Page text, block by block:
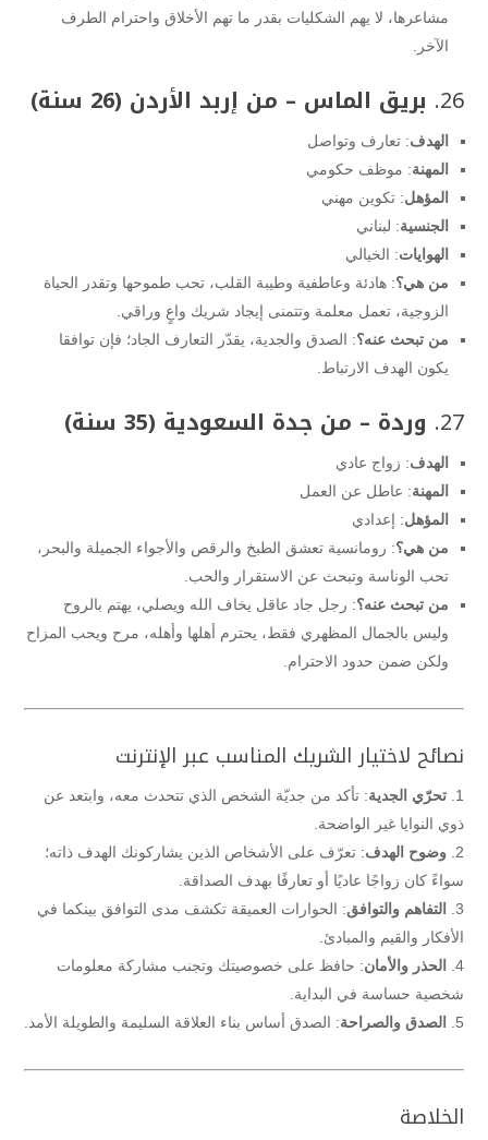
مشاعرها، لا يهم الشكليات بقدر ما تهم الأخلاق واحترام الطرف
الآخر.
26. بريق الماس – من إربد الأردن (26 سنة)
الهدف: تعارف وتواصل
المهنة: موظف حكومي
المؤهل: تكوين مهني
الجنسية: لبناني
الهوايات: الخيالي
من هي؟: هادئة وعاطفية وطيبة القلب، تحب طموحها وتقدر الحياة
الزوجية، تعمل معلمة وتتمنى إيجاد شريك واعٍ وراقي.
من تبحث عنه؟: الصدق والجدية، يقدّر التعارف الجاد؛ فإن توافقا
يكون الهدف الارتباط.
27. وردة – من جدة السعودية (35 سنة)
الهدف: زواج عادي
المهنة: عاطل عن العمل
المؤهل: إعدادي
من هي؟: رومانسية تعشق الطبخ والرقص والأجواء الجميلة والبحر،
تحب الوناسة وتبحث عن الاستقرار والحب.
من تبحث عنه؟: رجل جاد عاقل يخاف الله ويصلي، يهتم بالروح
وليس بالجمال المظهري فقط، يحترم أهلها وأهله، مرح ويحب المزاح
ولكن ضمن حدود الاحترام.
نصائح لاختيار الشريك المناسب عبر الإنترنت
تحرّي الجدية: تأكد من جديّة الشخص الذي تتحدث معه، وابتعد عن
ذوي النوايا غير الواضحة.
وضوح الهدف: تعرّف على الأشخاص الذين يشاركونك الهدف ذاته؛
سواءً كان زواجًا عاديًا أو تعارفًا بهدف الصداقة.
التفاهم والتوافق: الحوارات العميقة تكشف مدى التوافق بينكما في
الأفكار والقيم والمبادئ.
الحذر والأمان: حافظ على خصوصيتك وتجنب مشاركة معلومات
شخصية حساسة في البداية.
الصدق والصراحة: الصدق أساس بناء العلاقة السليمة والطويلة الأمد.
الخلاصة